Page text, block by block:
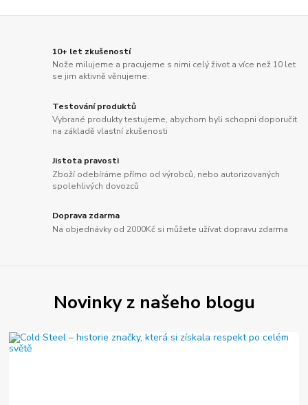
10+ let zkušeností
Nože milujeme a pracujeme s nimi celý život a více než 10 let
se jim aktivně věnujeme.
Testování produktů
Vybrané produkty testujeme, abychom byli schopni doporučit
na základě vlastní zkušenosti
Jistota pravosti
Zboží odebíráme přímo od výrobců, nebo autorizovaných
spolehlivých dovozců
Doprava zdarma
Na objednávky od 2000Kč si můžete užívat dopravu zdarma
Novinky z našeho blogu